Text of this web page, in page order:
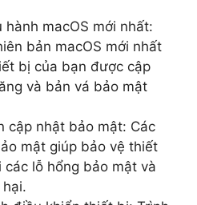
macOS mới nhất:
bản macOS mới nhất
bị của bạn được cập
và bản vá bảo mật
cập nhật bảo mật: Các
mật giúp bảo vệ thiết
các lỗ hổng bảo mật và